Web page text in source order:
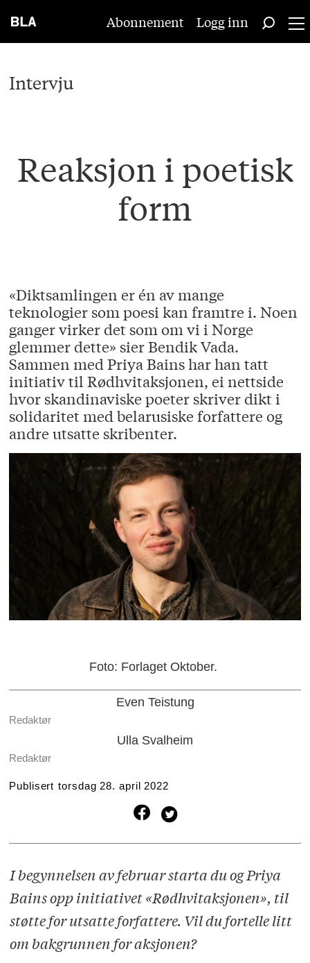
Abonnement Logg inn
Intervju
Reaksjon i poetisk
form
«Diktsamlingen er én av mange
teknologier som poesi kan framtre i. Noen
ganger virker det som om vi i Norge
glemmer dette» sier Bendik Vada.
Sammen med Priya Bains har han tatt
initiativ til Rødhvitaksjonen, ei nettside
hvor skandinaviske poeter skriver dikt i
solidaritet med belarusiske forfattere og
andre utsatte skribenter.
Foto: Forlaget Oktober.
Even Teistung
Redaktør
Ulla Svalheim
Redaktør
Publisert torsdag 28. april 2022
I begynnelsen av februar starta du og Priya
Bains opp initiativet «Rødhvitaksjonen», til
støtte for utsatte forfattere. Vil du fortelle litt
om bakgrunnen for aksjonen?